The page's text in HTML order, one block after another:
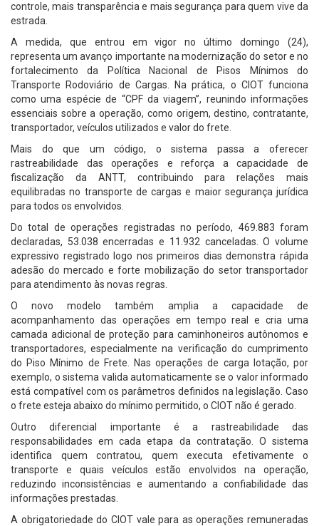
controle, mais transparência e mais segurança para quem vive da
estrada.
A medida, que entrou em vigor no último domingo (24),
representa um avanço importante na modernização do setor e no
fortalecimento da Política Nacional de Pisos Mínimos do
Transporte Rodoviário de Cargas. Na prática, o CIOT funciona
como uma espécie de “CPF da viagem”, reunindo informações
essenciais sobre a operação, como origem, destino, contratante,
transportador, veículos utilizados e valor do frete.
Mais do que um código, o sistema passa a oferecer
rastreabilidade das operações e reforça a capacidade de
fiscalização da ANTT, contribuindo para relações mais
equilibradas no transporte de cargas e maior segurança jurídica
para todos os envolvidos.
Do total de operações registradas no período, 469.883 foram
declaradas, 53.038 encerradas e 11.932 canceladas. O volume
expressivo registrado logo nos primeiros dias demonstra rápida
adesão do mercado e forte mobilização do setor transportador
para atendimento às novas regras.
O novo modelo também amplia a capacidade de
acompanhamento das operações em tempo real e cria uma
camada adicional de proteção para caminhoneiros autônomos e
transportadores, especialmente na verificação do cumprimento
do Piso Mínimo de Frete. Nas operações de carga lotação, por
exemplo, o sistema valida automaticamente se o valor informado
está compatível com os parâmetros definidos na legislação. Caso
o frete esteja abaixo do mínimo permitido, o CIOT não é gerado.
Outro diferencial importante é a rastreabilidade das
responsabilidades em cada etapa da contratação. O sistema
identifica quem contratou, quem executa efetivamente o
transporte e quais veículos estão envolvidos na operação,
reduzindo inconsistências e aumentando a confiabilidade das
informações prestadas.
A obrigatoriedade do CIOT vale para as operações remuneradas